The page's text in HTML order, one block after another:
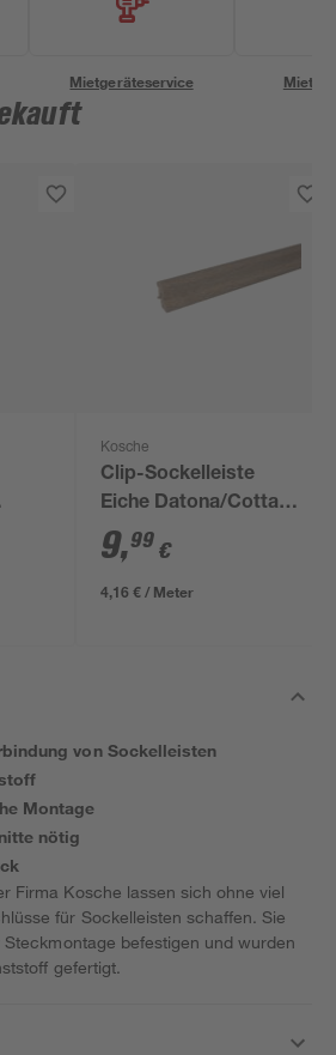
Mietgeräteservice
Kosche
Clip-Sockelleiste
Eiche Datona/Cotta
geschwungen 2400 x
40 x 20 mm
9,99 €
4,16 € / Meter
von Sockelleisten
Montage
nötig
Firma Kosche lassen sich ohne viel
für Sockelleisten schaffen. Sie
befestigen und wurden
gefertigt.